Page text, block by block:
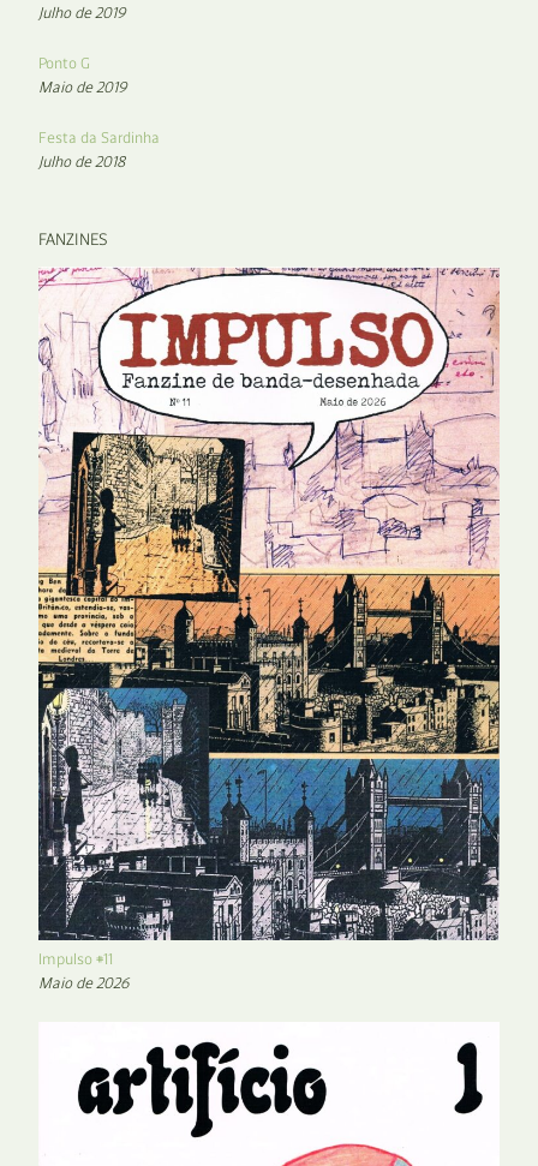
Julho de 2019
Ponto G
Maio de 2019
Festa da Sardinha
Julho de 2018
FANZINES
Impulso #11
Maio de 2026